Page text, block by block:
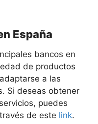
España
bancos en
de productos
a las
Si deseas obtener
puedes
de este link.